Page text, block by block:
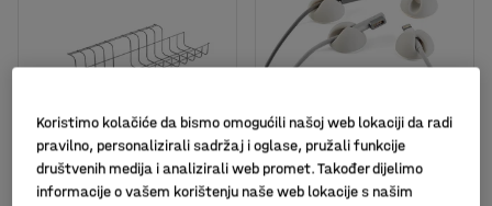
Držač kablova:490 mm
Držač ua kablove, 6
Koristimo kolačiće da bismo omogućili našoj web lokaciji da radi
pravilno, personalizirali sadržaj i oglase, pružali funkcije
društvenih medija i analizirali web promet. Također dijelimo
informacije o vašem korištenju naše web lokacije s našim